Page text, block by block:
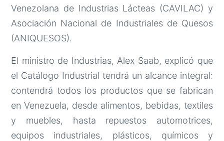
Venezolana de Industrias Lácteas (CAVILAC) y
Asociación Nacional de Industriales de Quesos
(ANIQUESOS).
El ministro de Industrias, Alex Saab, explicó que
el Catálogo Industrial tendrá un alcance integral:
contendrá todos los productos que se fabrican
en Venezuela, desde alimentos, bebidas, textiles
y muebles, hasta repuestos automotrices,
equipos industriales, plásticos, químicos y